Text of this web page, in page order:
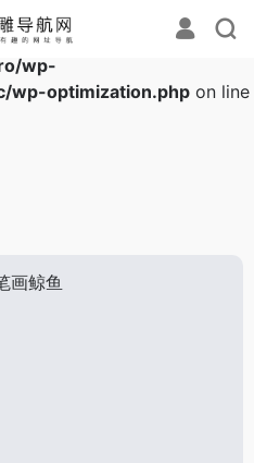
in
wp-
wp-optimization.php on line